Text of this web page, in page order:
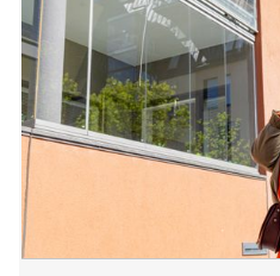
Samsungin edulliset mallit
paikkansa säilytti edelleen